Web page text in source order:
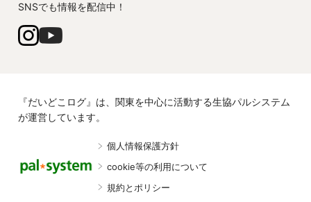
SNSでも情報を配信中！
『だいどこログ』は、関東を中心に活動する生協パルシステム
が運営しています。
個人情報保護方針
cookie等の利用について
規約とポリシー